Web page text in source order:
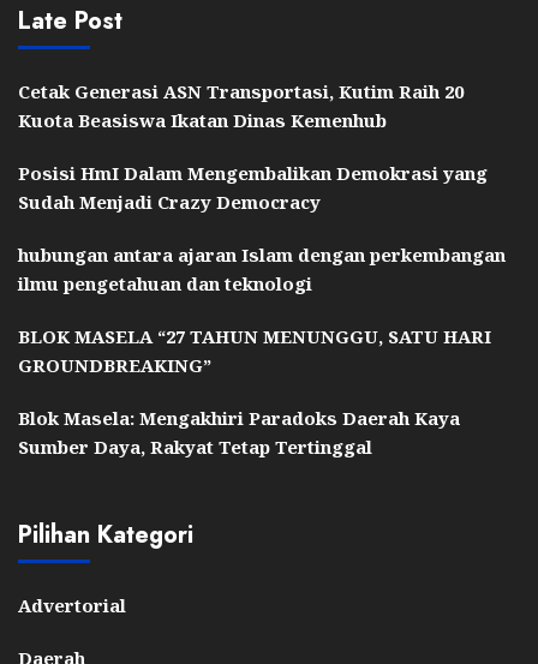
Late Post
Cetak Generasi ASN Transportasi, Kutim Raih 20
Kuota Beasiswa Ikatan Dinas Kemenhub
Posisi HmI Dalam Mengembalikan Demokrasi yang
Sudah Menjadi Crazy Democracy
hubungan antara ajaran Islam dengan perkembangan
ilmu pengetahuan dan teknologi
BLOK MASELA “27 TAHUN MENUNGGU, SATU HARI
GROUNDBREAKING”
Blok Masela: Mengakhiri Paradoks Daerah Kaya
Sumber Daya, Rakyat Tetap Tertinggal
Pilihan Kategori
Advertorial
Daerah